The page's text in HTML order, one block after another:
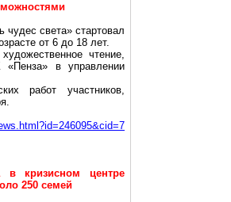
света» стартовал
от 6 до 18 лет.
чтение,
«Пенза» в управлении
работ участников,
в кризисном центре
250 семей